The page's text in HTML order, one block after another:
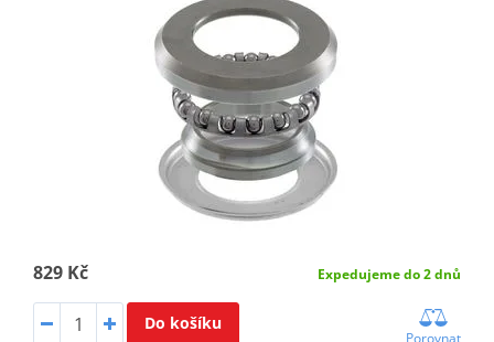
829 Kč Expedujeme do 2 dnů
Do košíku
Porovnat